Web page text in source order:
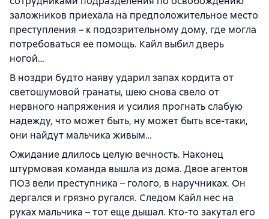
заложников приехала на предположительное место
преступления – к подозрительному дому, где могла
потребоваться ее помощь. Кайл выбил дверь
ногой…
В ноздри будто наяву ударил запах кордита от
светошумовой гранаты, шею снова свело от
нервного напряжения и усилия прогнать слабую
надежду, что может быть, ну может быть все-таки,
они найдут мальчика живым…
Ожидание длилось целую вечность. Наконец
штурмовая команда вышла из дома. Двое агентов
ПОЗ вели преступника – голого, в наручниках. Он
дергался и грязно ругался. Следом Кайл нес на
руках мальчика – тот еще дышал. Кто-то закутал его